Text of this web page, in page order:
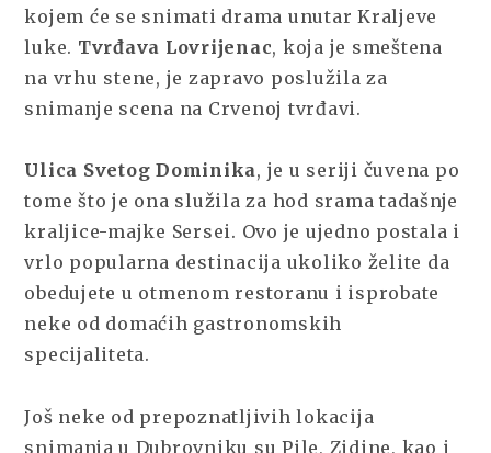
kojem će se snimati drama unutar Kraljeve
luke. Tvrđava Lovrijenac, koja je smeštena
na vrhu stene, je zapravo poslužila za
snimanje scena na Crvenoj tvrđavi.
Ulica Svetog Dominika, je u seriji čuvena po
tome što je ona služila za hod srama tadašnje
kraljice-majke Sersei. Ovo je ujedno postala i
vrlo popularna destinacija ukoliko želite da
obedujete u otmenom restoranu i isprobate
neke od domaćih gastronomskih
specijaliteta.
Još neke od prepoznatljivih lokacija
snimanja u Dubrovniku su Pile, Zidine, kao i